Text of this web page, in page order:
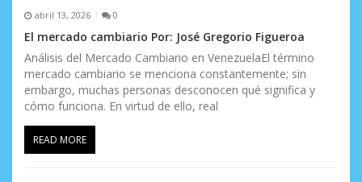
abril 13, 2026 0
El mercado cambiario Por: José Gregorio Figueroa
Análisis del Mercado Cambiario en Venezuela ​El término
mercado cambiario se menciona constantemente; sin
embargo, muchas personas desconocen qué significa y
cómo funciona. En virtud de ello, real
READ MORE